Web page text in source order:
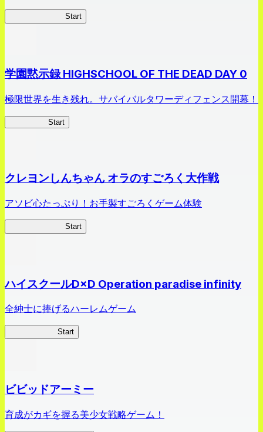
Start
学園黙示録 HIGHSCHOOL OF THE DEAD DAY 0
極限世界を生き残れ。サバイバルタワーディフェンス開幕！
Start
クレヨンしんちゃん オラのすごろく大作戦
アソビ心たっぷり！お手製すごろくゲーム体験
Start
ハイスクールD×D Operation paradise infinity
全紳士に捧げるハーレムゲーム
Start
ビビッドアーミー
育成がカギを握る美少女戦略ゲーム！